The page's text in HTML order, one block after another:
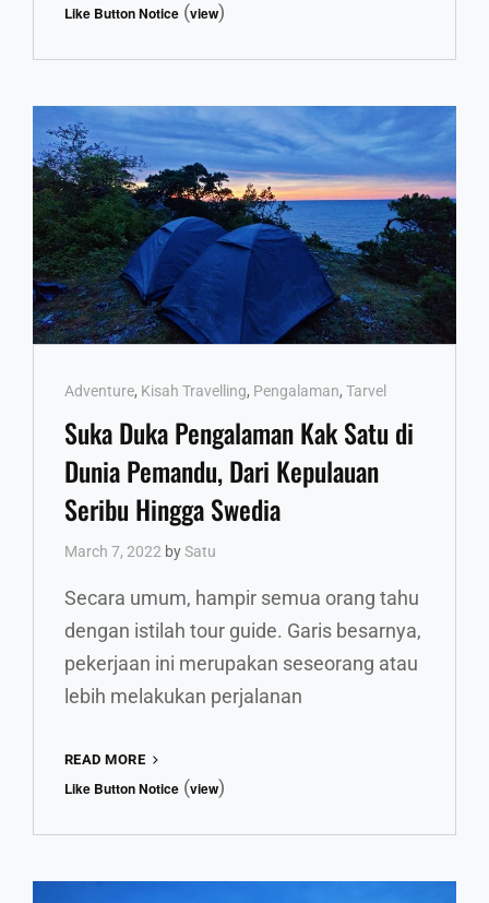
DI
YANG
KAMU
KUNJUNGI!
Like Button Notice (view)
Cat
Links
Adventure, Kisah Travelling, Pengalaman, Tarvel
Suka Duka Pengalaman Kak Satu di
Dunia Pemandu, Dari Kepulauan
Seribu Hingga Swedia
March 7, 2022 bySatu
Secara umum, hampir semua orang tahu
dengan istilah tour guide. Garis besarnya,
pekerjaan ini merupakan seseorang atau
lebih melakukan perjalanan
READ MORE
DUKA
Like Button Notice (view)